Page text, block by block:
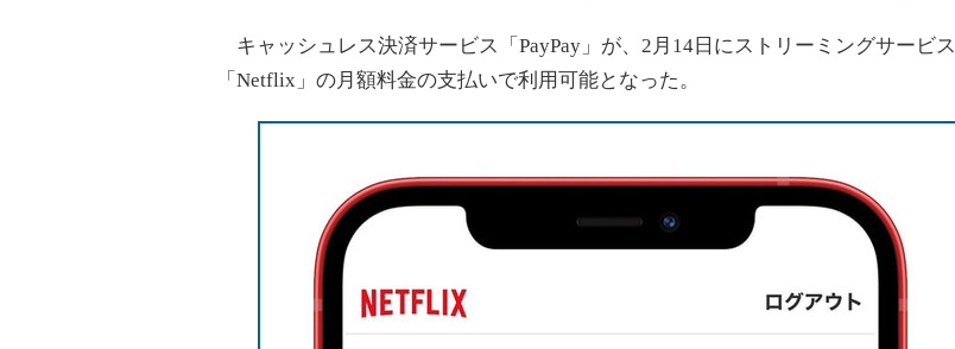
キャッシュレス決済サービス「PayPay」が、2月14日にストリーミングサービス
「Netflix」の月額料金の支払いで利用可能となった。